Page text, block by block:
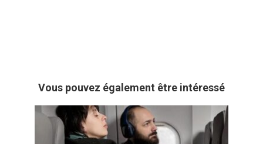
Vous pouvez également être intéressé